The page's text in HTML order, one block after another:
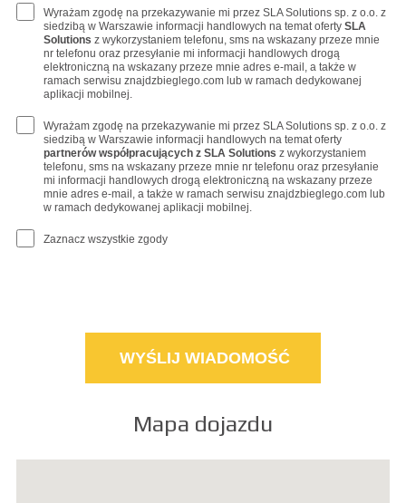
Wyrażam zgodę na przekazywanie mi przez SLA Solutions sp. z o.o. z
siedzibą w Warszawie informacji handlowych na temat oferty SLA
Solutions z wykorzystaniem telefonu, sms na wskazany przeze mnie
nr telefonu oraz przesyłanie mi informacji handlowych drogą
elektroniczną na wskazany przeze mnie adres e-mail, a także w
ramach serwisu znajdzbieglego.com lub w ramach dedykowanej
aplikacji mobilnej.
Wyrażam zgodę na przekazywanie mi przez SLA Solutions sp. z o.o. z
siedzibą w Warszawie informacji handlowych na temat oferty
partnerów współpracujących z SLA Solutions z wykorzystaniem
telefonu, sms na wskazany przeze mnie nr telefonu oraz przesyłanie
mi informacji handlowych drogą elektroniczną na wskazany przeze
mnie adres e-mail, a także w ramach serwisu znajdzbieglego.com lub
w ramach dedykowanej aplikacji mobilnej.
Zaznacz wszystkie zgody
Mapa dojazdu